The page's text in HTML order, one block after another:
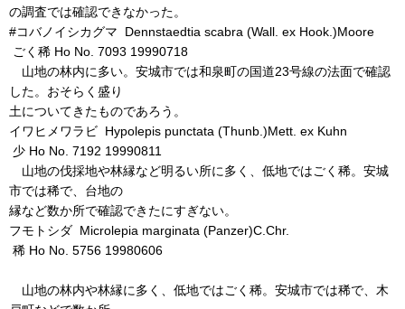
の調査では確認できなかった。
#コバノイシカグマ Dennstaedtia scabra (Wall. ex Hook.)Moore
ごく稀 Ho No. 7093 19990718
山地の林内に多い。安城市では和泉町の国道23号線の法面で確認
した。おそらく盛り
土についてきたものであろう。
イワヒメワラビ Hypolepis punctata (Thunb.)Mett. ex Kuhn
少 Ho No. 7192 19990811
山地の伐採地や林縁など明るい所に多く、低地ではごく稀。安城
市では稀で、台地の
縁など数か所で確認できたにすぎない。
フモトシダ Microlepia marginata (Panzer)C.Chr.
稀 Ho No. 5756 19980606
山地の林内や林縁に多く、低地ではごく稀。安城市では稀で、木